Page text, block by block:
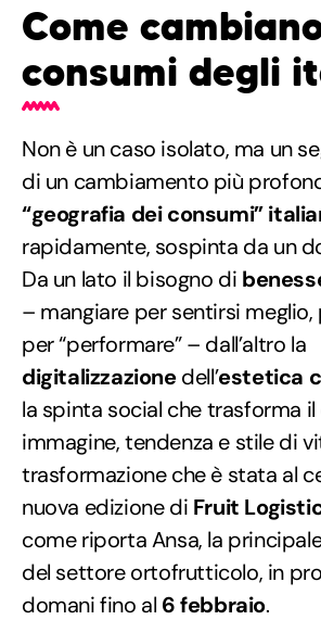
Come
consumi degli
Non è un caso isolato, ma un
di un cambiamento più
“geografia dei consumi”
rapidamente, sospinta da un
Da un lato il bisogno di
– mangiare per sentirsi meglio,
per “performare” – dall’altro la
digitalizzazionedell’estetica
la spinta social che trasforma
immagine, tendenza e stile di
trasformazione che è stata al
nuova edizione di Fruit
come riporta Ansa, la
del settore ortofrutticolo, in
domani fino al 6 febbraio.